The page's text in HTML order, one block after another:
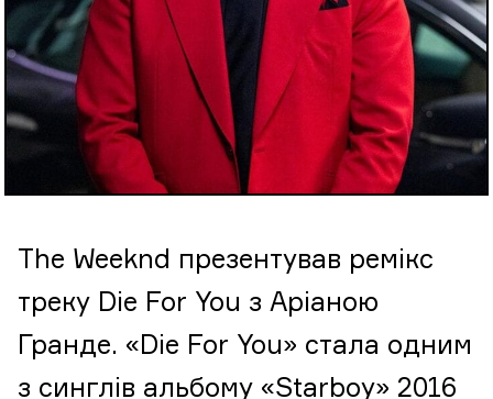
The Weeknd презентував ремікс
треку Die For You з Аріаною
Гранде. «Die For You» стала одним
з синглів альбому «Starboy» 2016